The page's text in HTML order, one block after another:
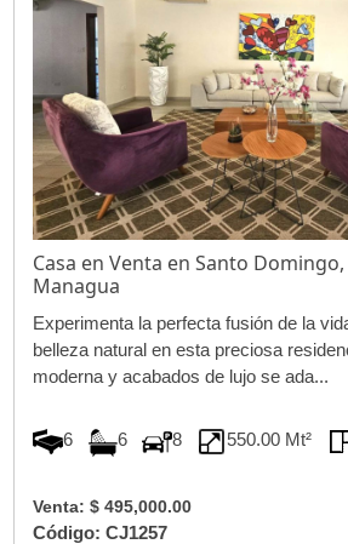
Casa en Venta en Santo
Managua
Experimenta la perfecta fusión de la
belleza natural en esta preciosa
moderna y acabados de lujo se ada...
6 6 8 550.00 Mt²
Venta: $ 495,000.00
Código: CJ1257